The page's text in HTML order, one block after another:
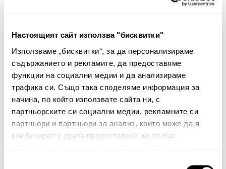
Настоящият сайт използва "бисквитки"
Използваме „бисквитки“, за да персонализираме
съдържанието и рекламите, да предоставяме
функции на социални медии и да анализираме
трафика си. Също така споделяме информация за
начина, по който използвате сайта ни, с
партньорските си социални медии, рекламните си
партньори и партньори за анализ, които може да я
комбинират с друга предоставена им от Вас
Оценка:Най-ниска Най-висока